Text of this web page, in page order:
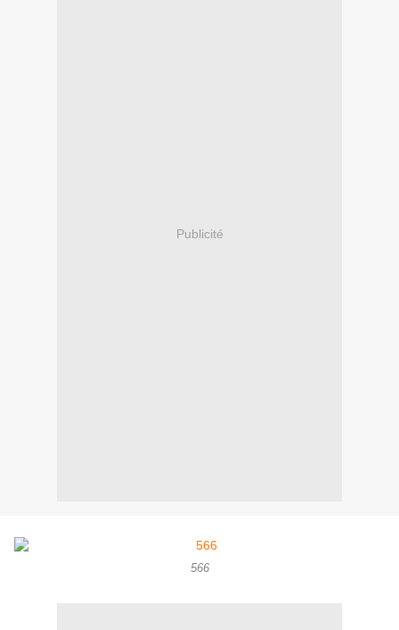
Publicité
566